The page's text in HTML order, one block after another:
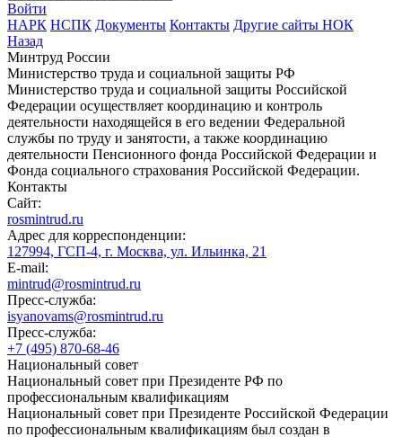
Войти
НАРК НСПК Документы Контакты Другие сайты НОК
Назад
Минтруд России
Министерство труда и социальной защиты РФ
Министерство труда и социальной защиты Российской
Федерации осуществляет координацию и контроль
деятельности находящейся в его ведении Федеральной
службы по труду и занятости, а также координацию
деятельности Пенсионного фонда Российской Федерации и
Фонда социального страхования Российской Федерации.
Контакты
Сайт:
rosmintrud.ru
Адрес для корреспонденции:
127994, ГСП-4, г. Москва, ул. Ильинка, 21
E-mail:
mintrud@rosmintrud.ru
Пресс-служба:
isyanovams@rosmintrud.ru
Пресс-служба:
+7 (495) 870-68-46
Национальный совет
Национальный совет при Президенте РФ по
профессиональным квалификациям
Национальный совет при Президенте Российской Федерации
по профессиональным квалификациям был создан в